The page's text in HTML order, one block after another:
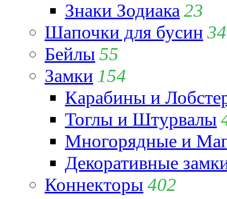
Знаки Зодиака 23
Шапочки для бусин 34
Бейлы 55
Замки 154
Карабины и
Тоглы и Штурвалы
Многорядные и
Декоративные
Коннекторы 402